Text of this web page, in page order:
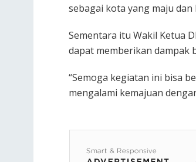
sebagai kota yang maju dan
Sementara itu Wakil Ketua
dapat memberikan dampak
“Semoga kegiatan ini bisa
mengalami kemajuan